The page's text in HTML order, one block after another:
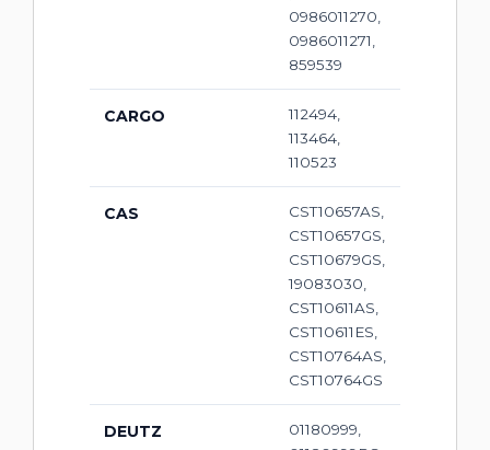
0986011270,
0986011271,
859539
CARGO
112494,
113464,
110523
CAS
CST10657AS,
CST10657GS,
CST10679GS,
19083030,
CST10611AS,
CST10611ES,
CST10764AS,
CST10764GS
DEUTZ
01180999,